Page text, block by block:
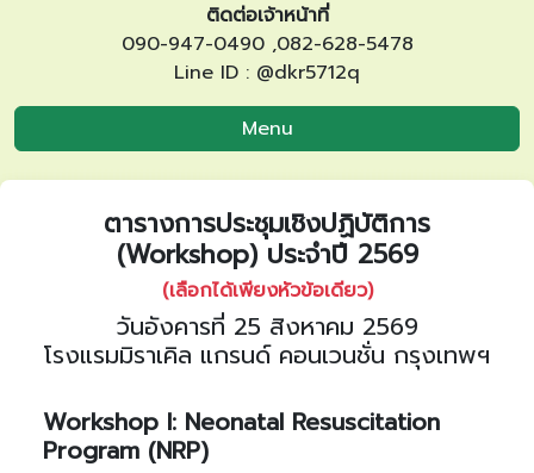
ติดต่อเจ้าหน้าที่
090-947-0490 ,082-628-5478
Line ID : @dkr5712q
Menu
ตารางการประชุมเชิงปฏิบัติการ
(Workshop) ประจำปี 2569
(เลือกได้เพียงหัวข้อเดียว)
วันอังคารที่ 25 สิงหาคม 2569
โรงแรมมิราเคิล แกรนด์ คอนเวนชั่น กรุงเทพฯ
Workshop I: Neonatal Resuscitation
Program (NRP)